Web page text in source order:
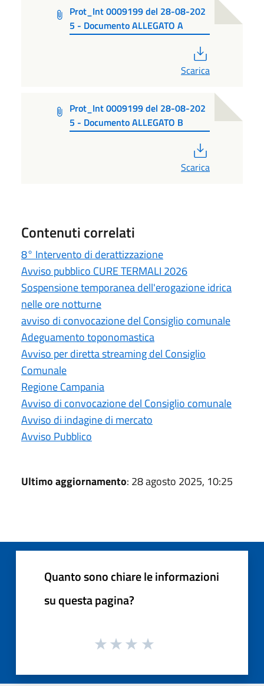
Prot_Int 0009199 del 28-08-202
5 - Documento ALLEGATO A
Scarica
Prot_Int 0009199 del 28-08-202
5 - Documento ALLEGATO B
Scarica
Contenuti correlati
8° Intervento di derattizzazione
Avviso pubblico CURE TERMALI 2026
Sospensione temporanea dell'erogazione idrica
nelle ore notturne
avviso di convocazione del Consiglio comunale
Adeguamento toponomastica
Avviso per diretta streaming del Consiglio
Comunale
Regione Campania
Avviso di convocazione del Consiglio comunale
Avviso di indagine di mercato
Avviso Pubblico
Ultimo aggiornamento: 28 agosto 2025, 10:25
Quanto sono chiare le informazioni
su questa pagina?